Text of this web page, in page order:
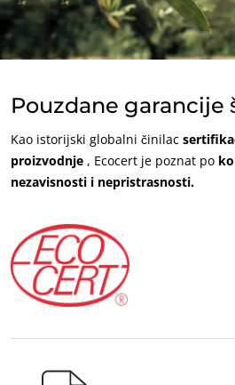
Delovati Kroz Naše Usluge
Napredovati sa našim timovima
Ulaganje u nasu zivotnu sredinu
Pouzdane garancije
Kao istorijski globalni činilac
proizvodnje , Ecocert je poznat po
nezavisnosti i nepristrasnosti.